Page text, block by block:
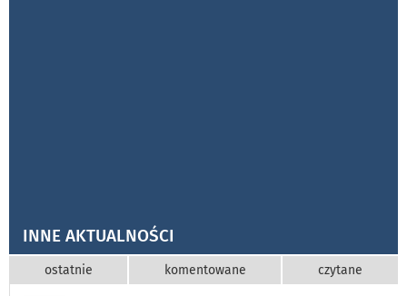
INNE AKTUALNOŚCI
ostatnie komentowane czytane